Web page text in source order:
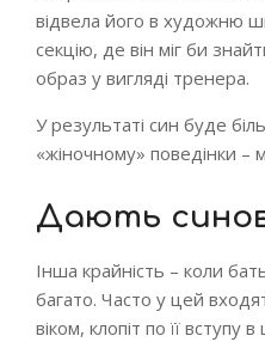
відвела його в художню
секцію, де він міг би
образ у вигляді тренера.
У результаті син буде
«жіночному» поведінки –
Дають
Інша крайність – коли
багато. Часто у цей
віком, клопіт по її вступу